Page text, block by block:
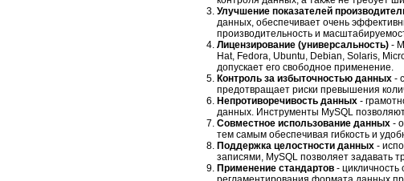
Улучшение показателей
данных, обеспечивает очень
производительность и
Лицензирование (универсальность) -
Hat, Fe­dora, Ubuntu, Debian, Solaris,
допускает его свободное применение.
Контроль за избыточностью данных -
предотвращает риски превышения
Непротиворечивость данных -
данных. Инструменты MySQL
Совместное использование данных -
тем самым обеспечивая гибкость и
Поддержка целостности данных -
записями, MySQL позволяет задавать
Применение стандартов -